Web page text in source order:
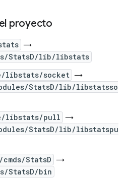
proyecto
→
StatsD/lib/libstats
libstats/socket →
StatsD/lib/libstatsso
libstats/pull →
StatsD/lib/libstatspu
StatsD →
StatsD/bin